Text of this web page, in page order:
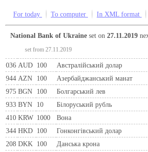
For today To computer In XML format
National Bank of Ukraine set on27.11.2019
set from 27.11.2019
036 AUD 100 Австралійський долар
944 AZN 100 Азербайджанський манат
975 BGN 100 Болгарський лев
933 BYN 10 Бiлоруський рубль
410 KRW 1000 Вона
344 HKD 100 Гонконгівський долар
208 DKK 100 Данська крона